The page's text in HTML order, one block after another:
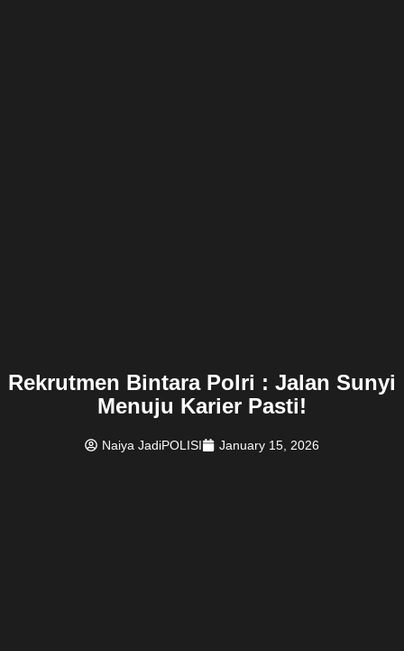
Rekrutmen Bintara Polri : Jalan Sunyi
Menuju Karier Pasti!
Naiya JadiPOLISI January 15, 2026